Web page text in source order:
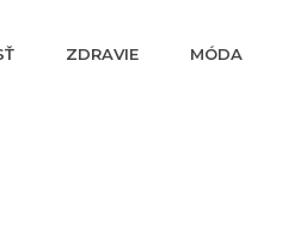
ZDRAVIE MÓDA